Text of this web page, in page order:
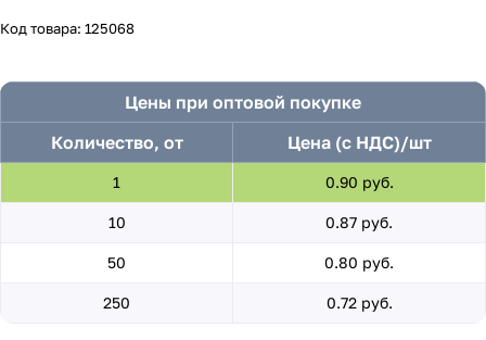
Код товара: 125068
Цены при оптовой покупке
Количество, от
Цена (с НДС)/шт
1 0.90 руб.
10 0.87 руб.
50 0.80 руб.
250 0.72 руб.